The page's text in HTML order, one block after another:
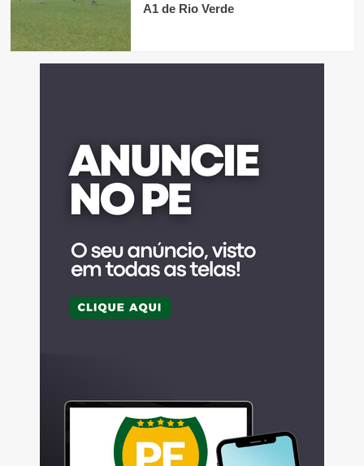
A1 de Rio Verde